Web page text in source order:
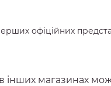
офіційних
магазинах